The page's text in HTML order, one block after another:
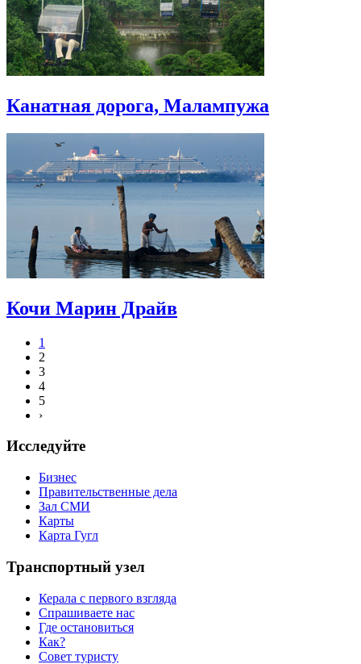
Канатная дорога, Малампужа
Кочи Марин Драйв
1
2
3
4
5
›
Исследуйте
Бизнес
Правительственные дела
Зал СМИ
Карты
Карта Гугл
Транспортный узел
Керала с первого взгляда
Спрашиваете нас
Где остановиться
Как?
Совет туристу